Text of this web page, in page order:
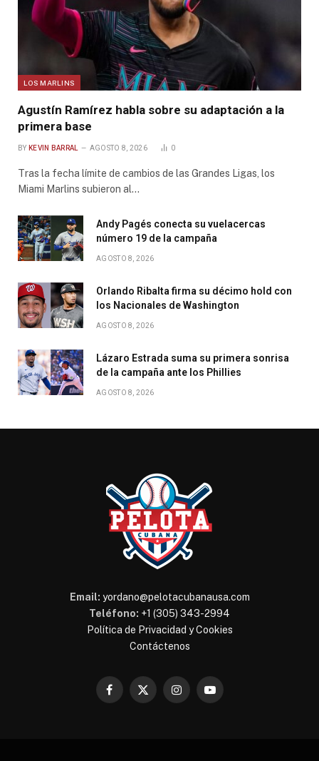
LOS MARLINS
Agustín Ramírez habla sobre su adaptación a la
primera base
BY KEVIN BARRAL AGOSTO 8, 2026 0
Tras la fecha límite de cambios de las Grandes Ligas, los
Miami Marlins subieron al…
Andy Pagés conecta su vuelacercas
número 19 de la campaña
AGOSTO 8, 2026
Orlando Ribalta firma su décimo hold con
los Nacionales de Washington
AGOSTO 8, 2026
Lázaro Estrada suma su primera sonrisa
de la campaña ante los Phillies
AGOSTO 8, 2026
Email: yordano@pelotacubanausa.com
Teléfono: +1 (305) 343-2994
Política de Privacidad y Cookies
Contáctenos
Facebook
X
InstagramYouTube